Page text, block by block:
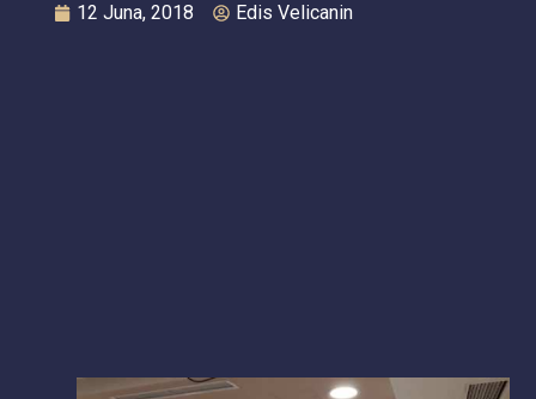
12 Juna, 2018 Edis Velicanin